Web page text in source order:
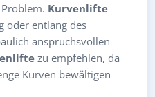
Kurvenlifte
oder entlang des
anspruchsvollen
zu empfehlen, da
Kurven bewältigen